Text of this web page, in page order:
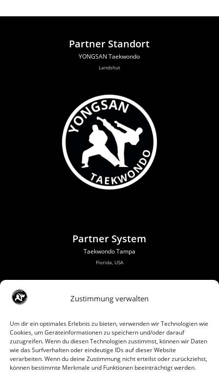
Zustimmung verwalten
Um dir ein optimales Erlebnis zu bieten, verwenden wir Technologien wie
Cookies, um Geräteinformationen zu speichern und/oder darauf
zuzugreifen. Wenn du diesen Technologien zustimmst, können wir Daten
wie das Surfverhalten oder eindeutige IDs auf dieser Website
verarbeiten. Wenn du deine Zustimmung nicht erteilst oder zurückziehst,
können bestimmte Merkmale und Funktionen beeinträchtigt werden.
Partner Standort
YONGSAN Taekwondo
Landshut
Partner System
Taekwondo Tampa
Florida, USA